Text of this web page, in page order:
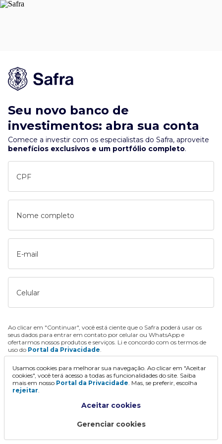
Seu novo banco de
investimentos: abra sua conta
Comece a investir com os especialistas do Safra, aproveite
benefícios exclusivos e um portfólio completo.
CPF
Nome completo
E-mail
Celular
Ao clicar em "Continuar", você está ciente que o Safra poderá usar os
seus dados para entrar em contato por celular ou WhatsApp e
ofertarmos nossos produtos e serviços. Li e concordo com os termos de
uso do Portal da Privacidade.
Continuar
Usamos cookies para melhorar sua navegação. Ao clicar em "Aceitar
cookies", você terá acesso a todas as funcionalidades do site. Saiba
mais em nosso Portal da Privacidade. Mas, se preferir, escolha
rejeitar.
Aceitar cookies
Gerenciar cookies